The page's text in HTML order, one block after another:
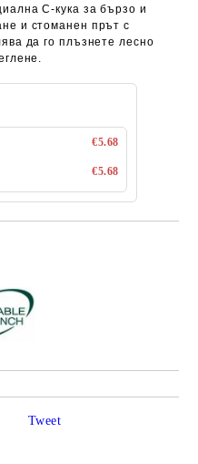
C-кука за бързо и
и стоманен прът с
да го плъзнете лесно
€5.68
€5.68
Tweet